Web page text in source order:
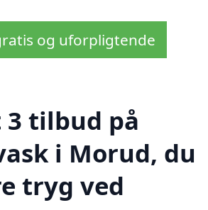
og uforpligtende
3 tilbud på
i Morud, du
tryg ved